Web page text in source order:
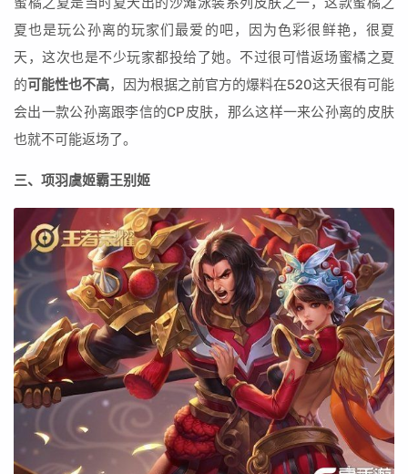
夏也是玩公孙离的玩家们最爱的吧，因为色彩很鲜艳，很夏
天，这次也是不少玩家都投给了她。不过很可惜返场蜜橘之夏
的可能性也不高，因为根据之前官方的爆料在520这天很有可能
会出一款公孙离跟李信的CP皮肤，那么这样一来公孙离的皮肤
也就不可能返场了。
三、项羽虞姬霸王别姬